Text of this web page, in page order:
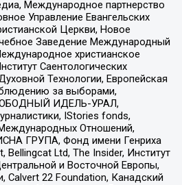
Международное партнерство
Управление Евангельских
Церкви, Новое
Заведение Международный
христианское
Саентологических
Технологии, Европейская
за выборами,
ИДЕЛЬ-УРАЛ,
IStories fonds,
Отношений,
ГРУПА, Фонд имени Генриха
Bellingcat Ltd, The Insider, Институт
и Восточной Европы,
Calvert 22 Foundation, Канадский